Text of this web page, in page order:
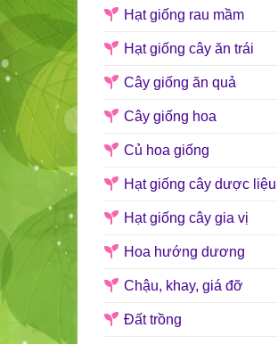
Hạt giống rau mầm
Hạt giống cây ăn trái
Cây giống ăn quả
Cây giống hoa
Củ hoa giống
Hạt giống cây dược liệu
Hạt giống cây gia vị
Hoa hướng dương
Chậu, khay, giá đỡ
Đất trồng